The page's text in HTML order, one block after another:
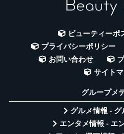
ビューティーポ
プライバシーポリシー
お問い合わせ
サイト
グループメ
グルメ情報 - グ
エンタメ情報 - エ